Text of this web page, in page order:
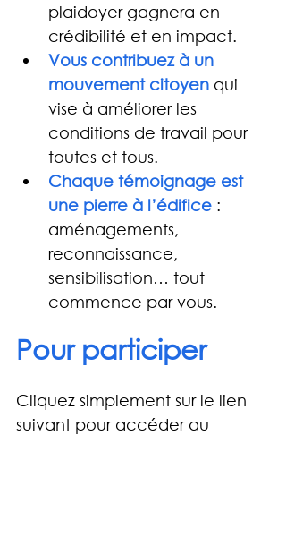
plaidoyer gagnera en
crédibilité et en impact.
Vous contribuez à un
mouvement citoyen qui
vise à améliorer les
conditions de travail pour
toutes et tous.
Chaque témoignage est
une pierre à l’édifice :
aménagements,
reconnaissance,
sensibilisation… tout
commence par vous.
Pour participer
Cliquez simplement sur le lien
suivant pour accéder au